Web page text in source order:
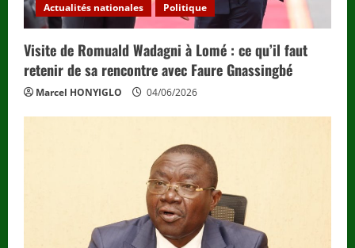
Actualités nationales Politique
Visite de Romuald Wadagni à Lomé : ce qu’il faut
retenir de sa rencontre avec Faure Gnassingbé
Marcel HONYIGLO 04/06/2026